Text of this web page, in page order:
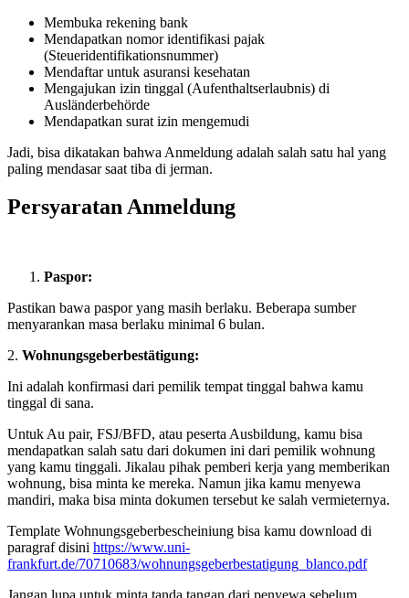
Membuka rekening bank
Mendapatkan nomor identifikasi pajak
(Steueridentifikationsnummer)
Mendaftar untuk asuransi kesehatan
Mengajukan izin tinggal (Aufenthaltserlaubnis) di
Ausländerbehörde
Mendapatkan surat izin mengemudi
Jadi, bisa dikatakan bahwa Anmeldung adalah salah satu hal yang
paling mendasar saat tiba di jerman.
Persyaratan Anmeldung
Paspor:
Pastikan bawa paspor yang masih berlaku. Beberapa sumber
menyarankan masa berlaku minimal 6 bulan.
2. Wohnungsgeberbestätigung:
Ini adalah konfirmasi dari pemilik tempat tinggal bahwa kamu
tinggal di sana.
Untuk Au pair, FSJ/BFD, atau peserta Ausbildung, kamu bisa
mendapatkan salah satu dari dokumen ini dari pemilik wohnung
yang kamu tinggali. Jikalau pihak pemberi kerja yang memberikan
wohnung, bisa minta ke mereka. Namun jika kamu menyewa
mandiri, maka bisa minta dokumen tersebut ke salah vermieternya.
Template Wohnungsgeberbescheiniung bisa kamu download di
paragraf disini https://www.uni-
frankfurt.de/70710683/wohnungsgeberbestatigung_blanco.pdf